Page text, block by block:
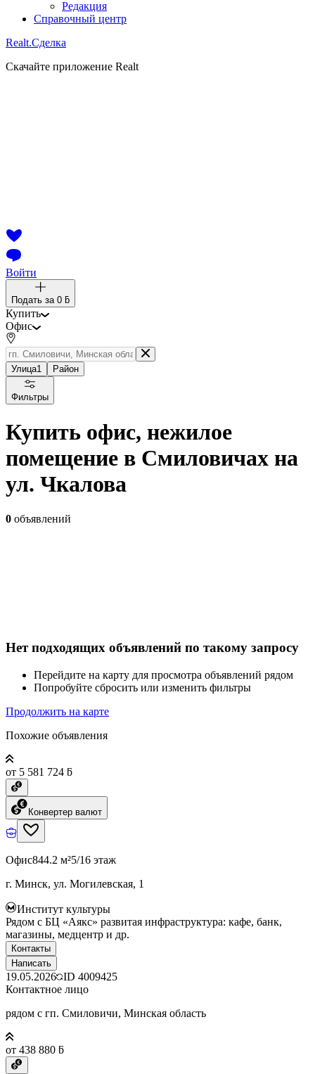
Редакция
Справочный центр
Realt.Сделка
Скачайте приложение Realt
Войти
Подать за 0 ƃ
Купить
Офис
Улица1 Район
Фильтры
Купить офис, нежилое
помещение в Смиловичах на
ул. Чкалова
0 объявлений
Нет подходящих объявлений по такому запросу
Перейдите на карту для просмотра объявлений рядом
Попробуйте сбросить или изменить фильтры
Продолжить на карте
Похожие объявления
от 5 581 724 ƃ
Конвертер валют
Офис844.2 м²5/16 этаж
г. Минск, ул. Могилевская, 1
Институт культуры
Рядом с БЦ «Аякс» развитая инфраструктура: кафе, банк,
магазины, медцентр и др.
Контакты
Написать
19.05.2026 ID 4009425
Контактное лицо
рядом с гп. Смиловичи, Минская область
от 438 880 ƃ